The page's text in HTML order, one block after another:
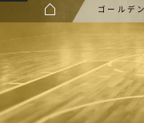
ゴールデ